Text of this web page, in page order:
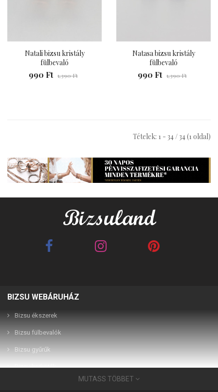
Natali bizsu kristály
fülbevaló
990 Ft 1,390 Ft
Natasa bizsu kristály
fülbevaló
990 Ft 1,390 Ft
Tételek: 1 - 34 / 34 (1 oldal)
BIZSU WEBÁRUHÁZ
Bizsu ékszerek
Bizsu fülbevalók
Bizsu gyűrűk
Bizsu karkötők
MUTASS TÖBBET